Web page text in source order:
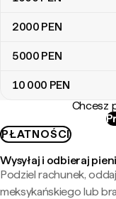
2000 PEN
5000 PEN
10 000 PEN
Chcesz
PŁATNOŚCI
Wysyłaj i odbieraj
Podziel rachunek,
meksykańskiego lub